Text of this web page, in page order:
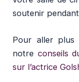
soutenir
Pour aller plus
notre conseils
sur l’actrice